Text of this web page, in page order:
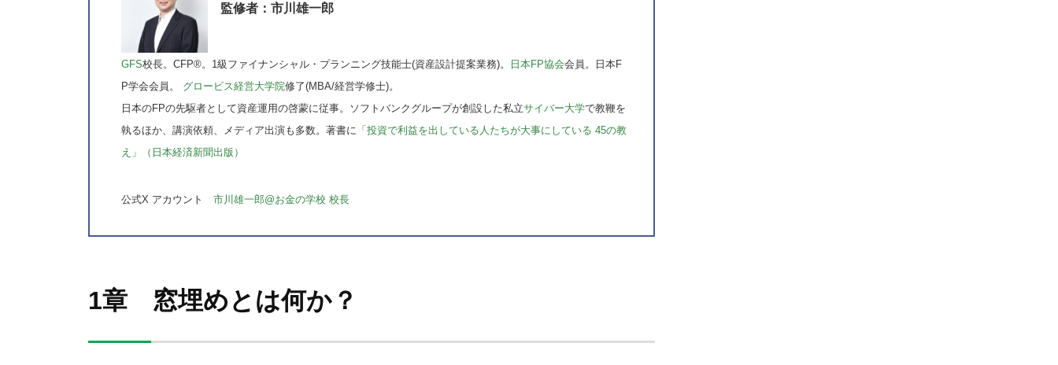
監修者：市川雄一郎
GFS校長。CFP®。1級ファイナンシャル・プランニング技能士(資産設計提案業務)。 日本FP協会会員。日本F
P学会会員。 グロービス経営大学院修了(MBA/経営学修士)。
日本のFPの先駆者として資産運用の啓蒙に従事。ソフトバンクグループが創設した私立サイバー大学で教鞭を
執るほか、講演依頼、メディア出演も多数。著書に 「投資で利益を出している人たちが大事にしている 45の教
え」（日本経済新聞出版）
公式X アカウント 市川雄一郎@お金の学校 校長
1章 窓埋めとは何か？